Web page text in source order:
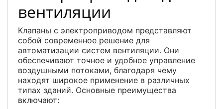
вентиляции
Клапаны с электроприводом представляют
собой современное решение для
автоматизации систем вентиляции. Они
обеспечивают точное и удобное управление
воздушными потоками, благодаря чему
находят широкое применение в различных
типах зданий. Основные преимущества
включают: